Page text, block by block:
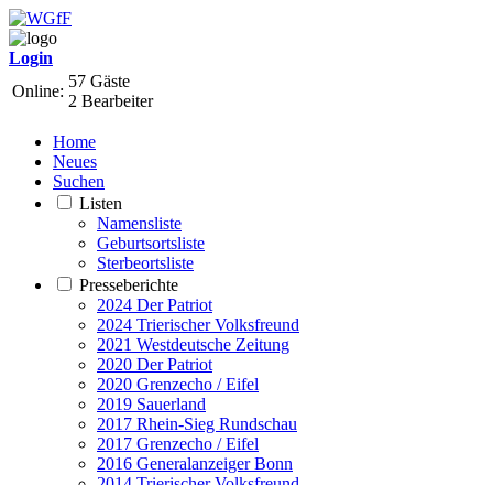
Login
Online:
57 Gäste
2 Bearbeiter
Home
Neues
Suchen
Listen
Namensliste
Geburtsortsliste
Sterbeortsliste
Presseberichte
2024 Der Patriot
2024 Trierischer Volksfreund
2021 Westdeutsche Zeitung
2020 Der Patriot
2020 Grenzecho / Eifel
2019 Sauerland
2017 Rhein-Sieg Rundschau
2017 Grenzecho / Eifel
2016 Generalanzeiger Bonn